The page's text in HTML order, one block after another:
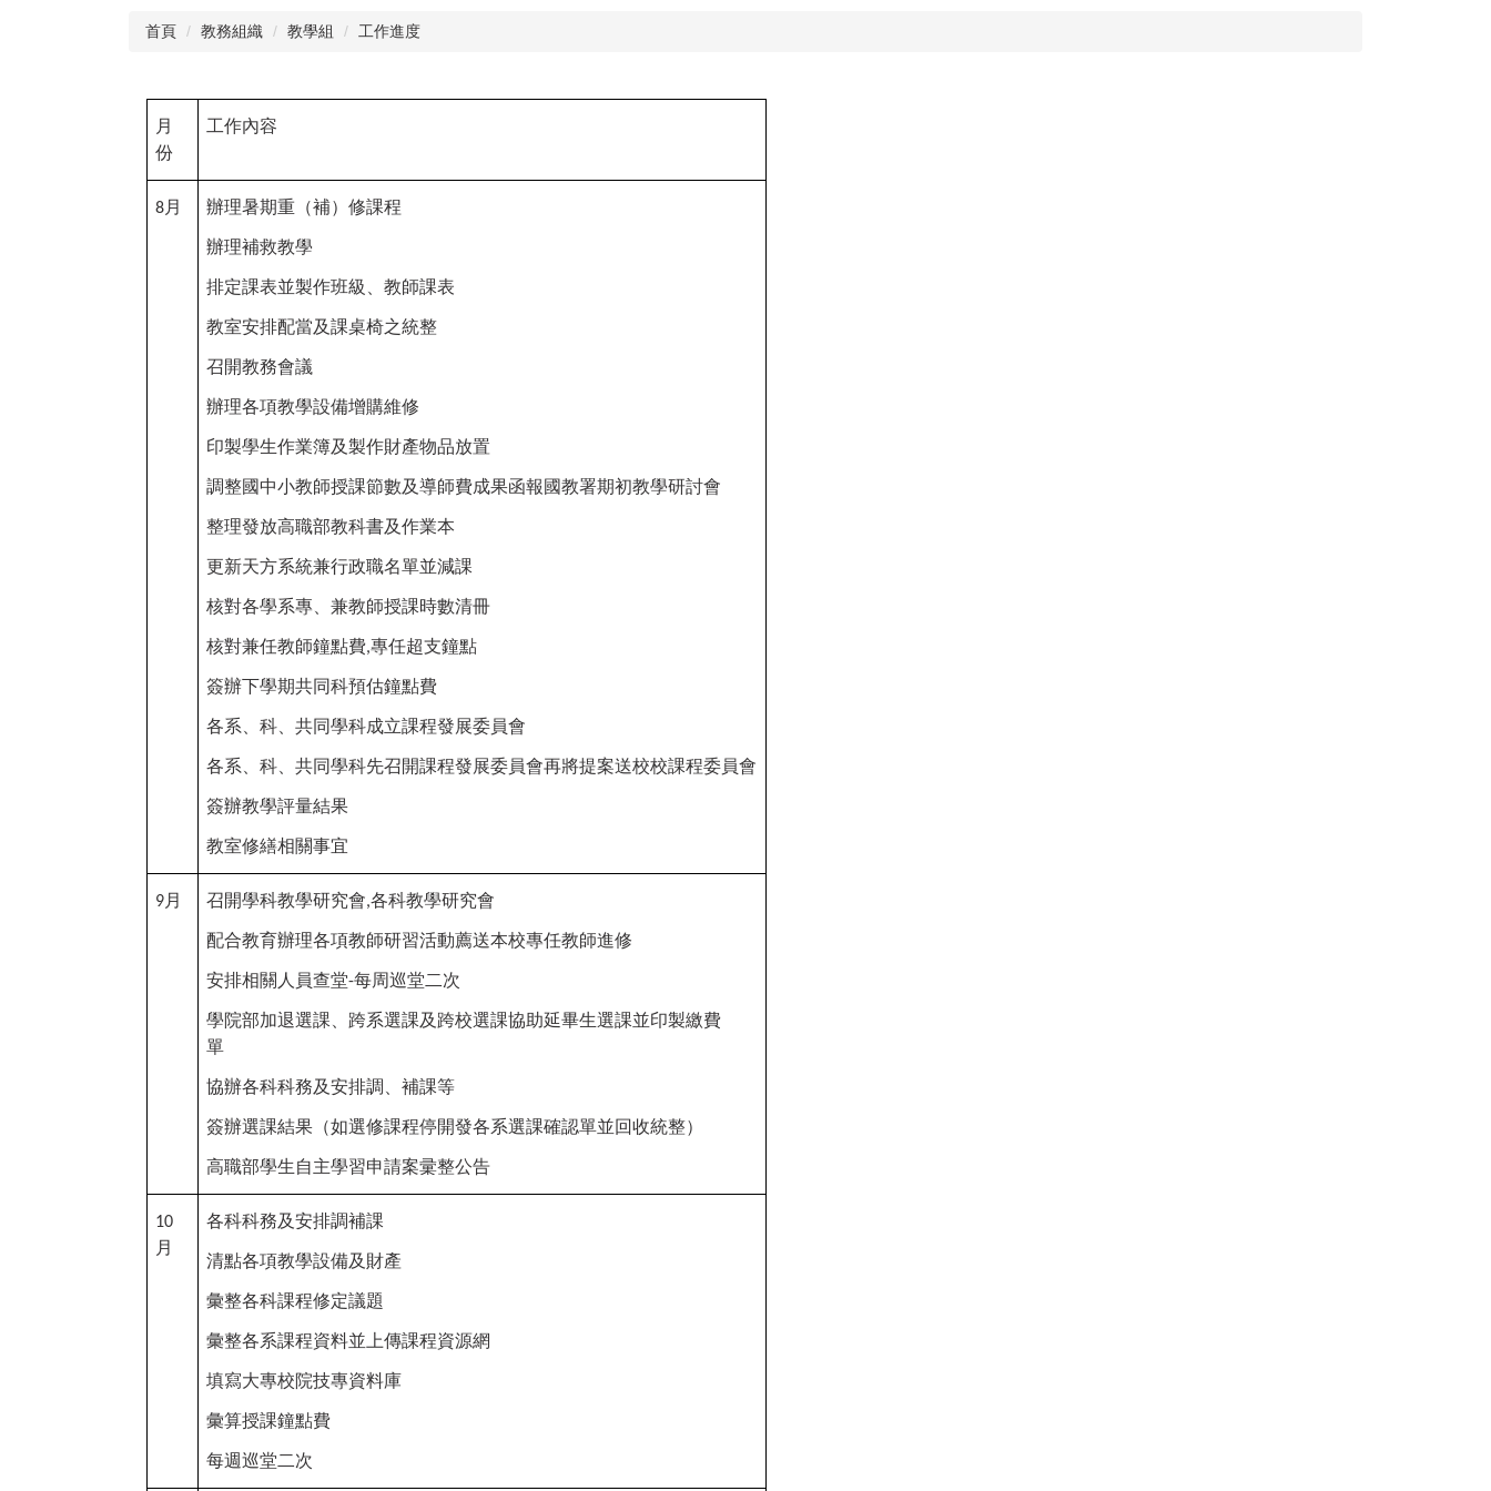
首頁 教務組織 教學組 工作進度
月
份
工作內容
8月 辦理暑期重（補）修課程
辦理補救教學
排定課表並製作班級、教師課表
教室安排配當及課桌椅之統整
召開教務會議
辦理各項教學設備增購維修
印製學生作業簿及製作財產物品放置
調整國中小教師授課節數及導師費成果函報國教署期初教學研討會
整理發放高職部教科書及作業本
更新天方系統兼行政職名單並減課
核對各學系專、兼教師授課時數清冊
核對兼任教師鐘點費,專任超支鐘點
簽辦下學期共同科預估鐘點費
各系、科、共同學科成立課程發展委員會
各系、科、共同學科先召開課程發展委員會再將提案送校校課程委員會
簽辦教學評量結果
教室修繕相關事宜
9月 召開學科教學研究會,各科教學研究會
配合教育辦理各項教師研習活動薦送本校專任教師進修
安排相關人員查堂-每周巡堂二次
學院部加退選課、跨系選課及跨校選課協助延畢生選課並印製繳費
單
協辦各科科務及安排調、補課等
簽辦選課結果（如選修課程停開發各系選課確認單並回收統整）
高職部學生自主學習申請案彚整公告
10
月
各科科務及安排調補課
清點各項教學設備及財產
彙整各科課程修定議題
彙整各系課程資料並上傳課程資源網
填寫大專校院技專資料庫
彙算授課鐘點費
每週巡堂二次